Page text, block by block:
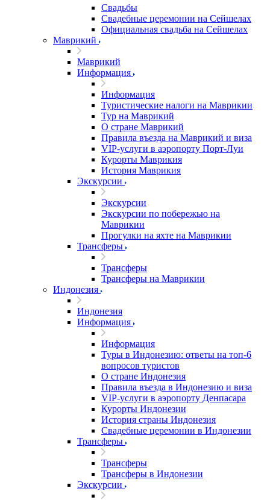
Свадьбы
Свадебные церемонии на Сейшелах
Официальная свадьба на Сейшелах
Маврикий
Маврикий
Информация
Информация
Туристические налоги на Маврикии
Тур на Маврикий
О стране Маврикий
Правила въезда на Маврикий и виза
VIP-услуги в аэропорту Порт-Луи
Курорты Маврикия
История Маврикия
Экскурсии
Экскурсии
Экскурсии по побережью на
Маврикии
Прогулки на яхте на Маврикии
Трансферы
Трансферы
Трансферы на Маврикии
Индонезия
Индонезия
Информация
Информация
Туры в Индонезию: ответы на топ-6
вопросов туристов
О стране Индонезия
Правила въезда в Индонезию и виза
VIP-услуги в аэропорту Денпасара
Курорты Индонезии
История страны Индонезия
Свадебные церемонии в Индонезии
Трансферы
Трансферы
Трансферы в Индонезии
Экскурсии